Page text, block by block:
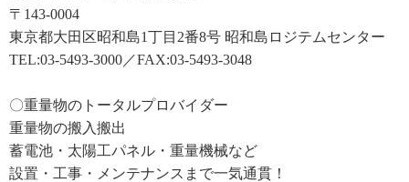
〒143-0004
東京都大田区昭和島1丁目2番8号 昭和島ロジテムセンター
TEL:03-5493-3000／FAX:03-5493-3048
〇重量物のトータルプロバイダー
重量物の搬入搬出
蓄電池・太陽工パネル・重量機械など
設置・工事・メンテナンスまで一気通貫！